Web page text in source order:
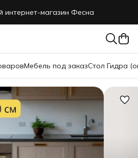
интернет-магазин Фесна
Мебель под заказСтол Гидра